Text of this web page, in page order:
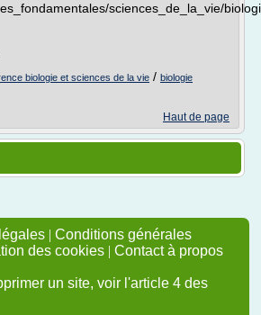
sciences_de_la_vie/
biologie et sciences de la vie / biologie
Haut de page
| Conditions générales
des cookies | Contact à propos
un site, voir l'article 4 des